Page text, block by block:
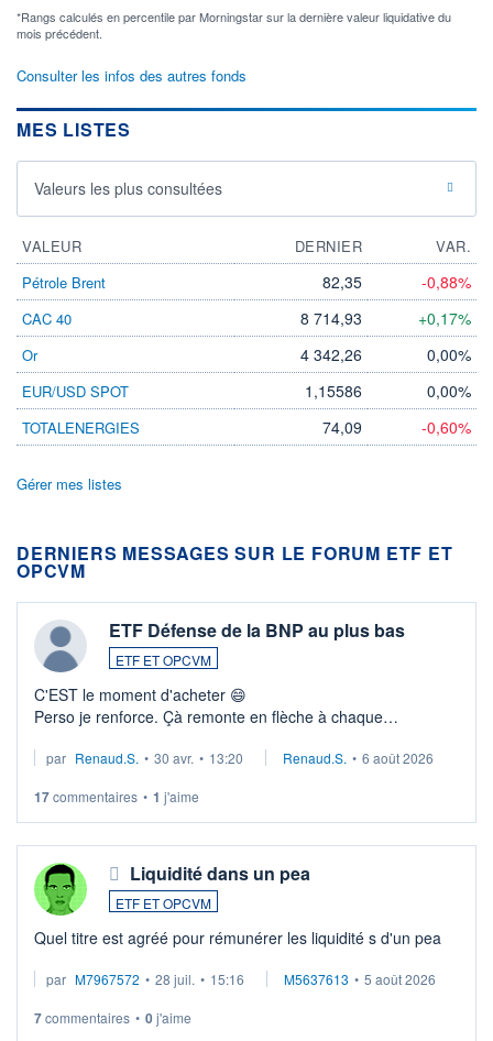
*Rangs calculés en percentile par Morningstar sur la dernière valeur liquidative du
mois précédent.
Consulter les infos des autres fonds
MES LISTES
Valeurs les plus consultées
VALEUR DERNIER
VAR.
Pétrole Brent
82,35 -0,88%
CAC 40 8 714,93 +0,17%
Or 4 342,26 0,00%
EUR/USD SPOT 1,15586 0,00%
TOTALENERGIES 74,09 -0,60%
Gérer mes listes
DERNIERS MESSAGES SUR LE FORUM ETF ET
OPCVM
ETF Défense de la BNP au plus bas
ETF ET OPCVM
C'EST le moment d'acheter 😄​
Perso je renforce. Çà remonte en flèche à chaque
Investissement long terme tip top pour sa retraite.
par Renaud.S. • 30 avr. • 13:20 Renaud.S. • 6 août 2026
17commentaires • 1 j'aime
Liquidité dans un pea
ETF ET OPCVM
Quel titre est agréé pour rémunérer les liquidité s d'un pea
par M7967572 • 28 juil. • 15:16 M5637613 • 5 août 2026
7commentaires • 0j'aime